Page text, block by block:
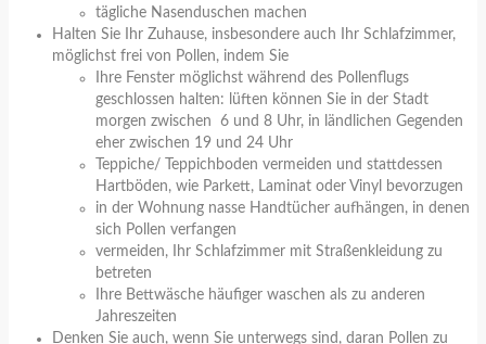
tägliche Nasenduschen machen
Halten Sie Ihr Zuhause, insbesondere auch Ihr Schlafzimmer,
möglichst frei von Pollen, indem Sie
Ihre Fenster möglichst während des Pollenflugs
geschlossen halten: lüften können Sie in der Stadt
morgen zwischen 6 und 8 Uhr, in ländlichen Gegenden
eher zwischen 19 und 24 Uhr
Teppiche/ Teppichboden vermeiden und stattdessen
Hartböden, wie Parkett, Laminat oder Vinyl bevorzugen
in der Wohnung nasse Handtücher aufhängen, in denen
sich Pollen verfangen
vermeiden, Ihr Schlafzimmer mit Straßenkleidung zu
betreten
Ihre Bettwäsche häufiger waschen als zu anderen
Jahreszeiten
Denken Sie auch, wenn Sie unterwegs sind, daran Pollen zu